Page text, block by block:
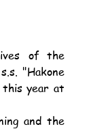
"Hakone
this year at